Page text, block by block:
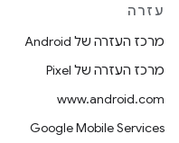
עזרה
מרכז העזרה של Android
מרכז העזרה של Pixel
www.android.com
Google Mobile Services